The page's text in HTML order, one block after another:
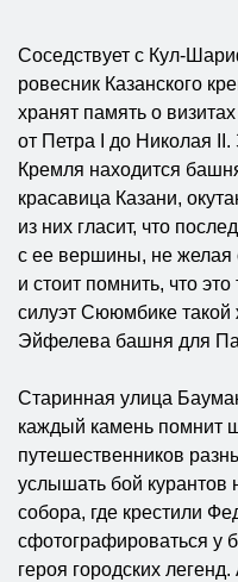
Соседствует с Кул-
ровесник Казанского
хранят память о
от Петра I до Николая
Кремля находится
красавица Казани,
из них гласит, что
с ее вершины, не желая
и стоит помнить, что
силуэт Сююмбике такой
Эйфелева башня для
Старинная улица
каждый камень помнит
путешественников
услышать бой курантов
собора, где крестили
сфотографироваться у
героя городских